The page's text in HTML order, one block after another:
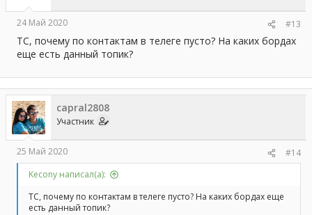
24 Май 2020 #13
ТС, почему по контактам в телеге пусто? На каких бордах
еще есть данный топик?
capral2808
Участник
25 Май 2020
#14
Kecony написал(а):
ТС, почему по контактам в телеге пусто? На каких бордах еще
есть данный топик?